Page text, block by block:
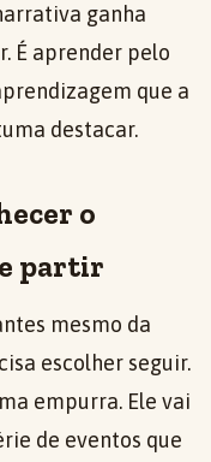
ganha
É aprender pelo
que a
destacar.
o
partir
mesmo da
escolher seguir.
empurra. Ele vai
de eventos que